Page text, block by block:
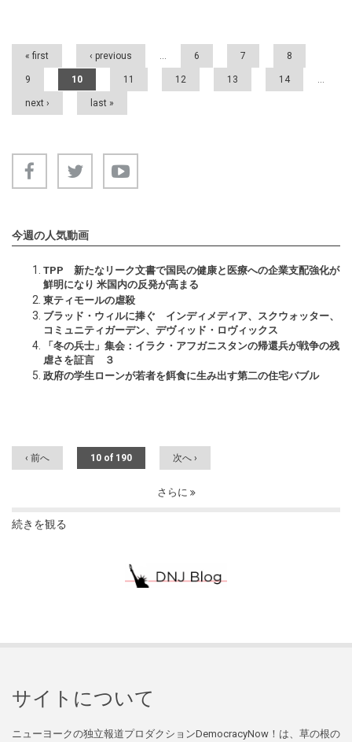
Pages
« first ‹ previous … 6 7 8
9 10 11 12 13 14 …
next › last »
今週の人気動画
TPP 新たなリーク文書で国民の健康と医療への企業支配強化が
鮮明になり 米国内の反発が高まる
東ティモールの虐殺
ブラッド・ウィルに捧ぐ インディメディア、スクウォッター、
コミュニティガーデン、デヴィッド・ロヴィックス
「冬の兵士」集会：イラク・アフガニスタンの帰還兵が戦争の残
虐さを証言 ３
政府の学生ローンが若者を餌食に生み出す第二の住宅バブル
‹ 前へ 10 of 190 次へ ›
さらに
続きを観る
サイトについて
ニューヨークの独立報道プロダクションDemocracyNow！は、草の根の